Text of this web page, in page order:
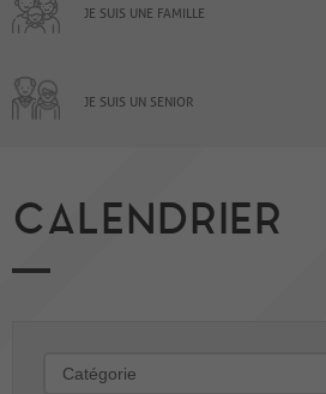
JE SUIS UNE FAMILLE
JE SUIS UN SENIOR
CALENDRIER